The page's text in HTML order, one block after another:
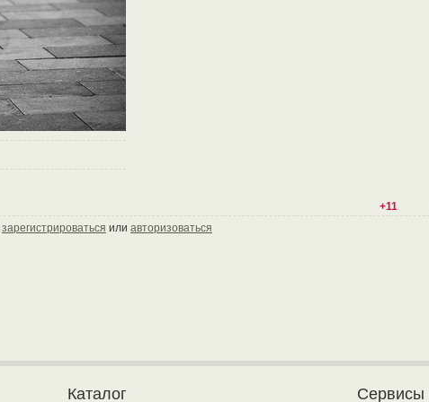
+11
зарегистрироваться или авторизоваться
Каталог Сервисы